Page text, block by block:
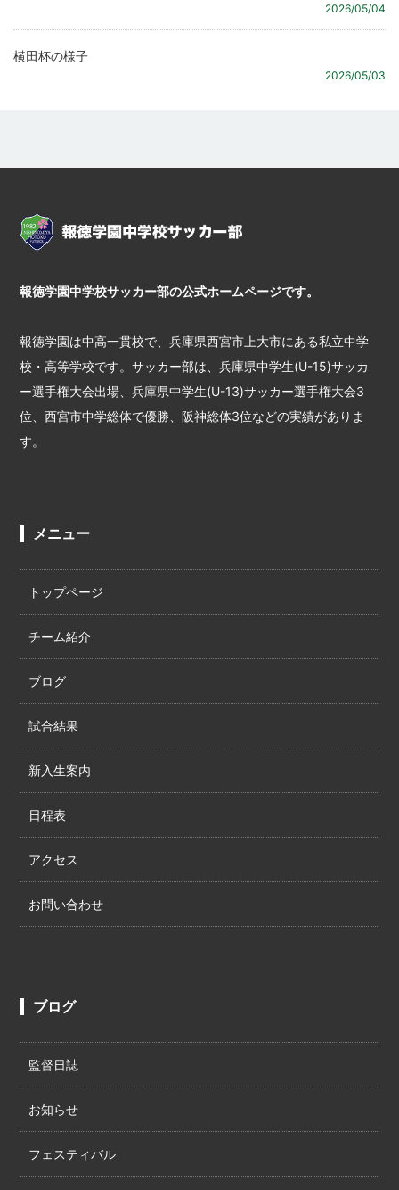
2026/05/04
横田杯の様子
2026/05/03
報徳学園中学校サッカー部の公式ホームページです。
報徳学園は中高一貫校で、兵庫県西宮市上大市にある私立中学
校・高等学校です。サッカー部は、兵庫県中学生(U-15)サッカ
ー選手権大会出場、兵庫県中学生(U-13)サッカー選手権大会3
位、西宮市中学総体で優勝、阪神総体3位などの実績がありま
す。
メニュー
トップページ
チーム紹介
ブログ
試合結果
新入生案内
日程表
アクセス
お問い合わせ
ブログ
監督日誌
お知らせ
フェスティバル